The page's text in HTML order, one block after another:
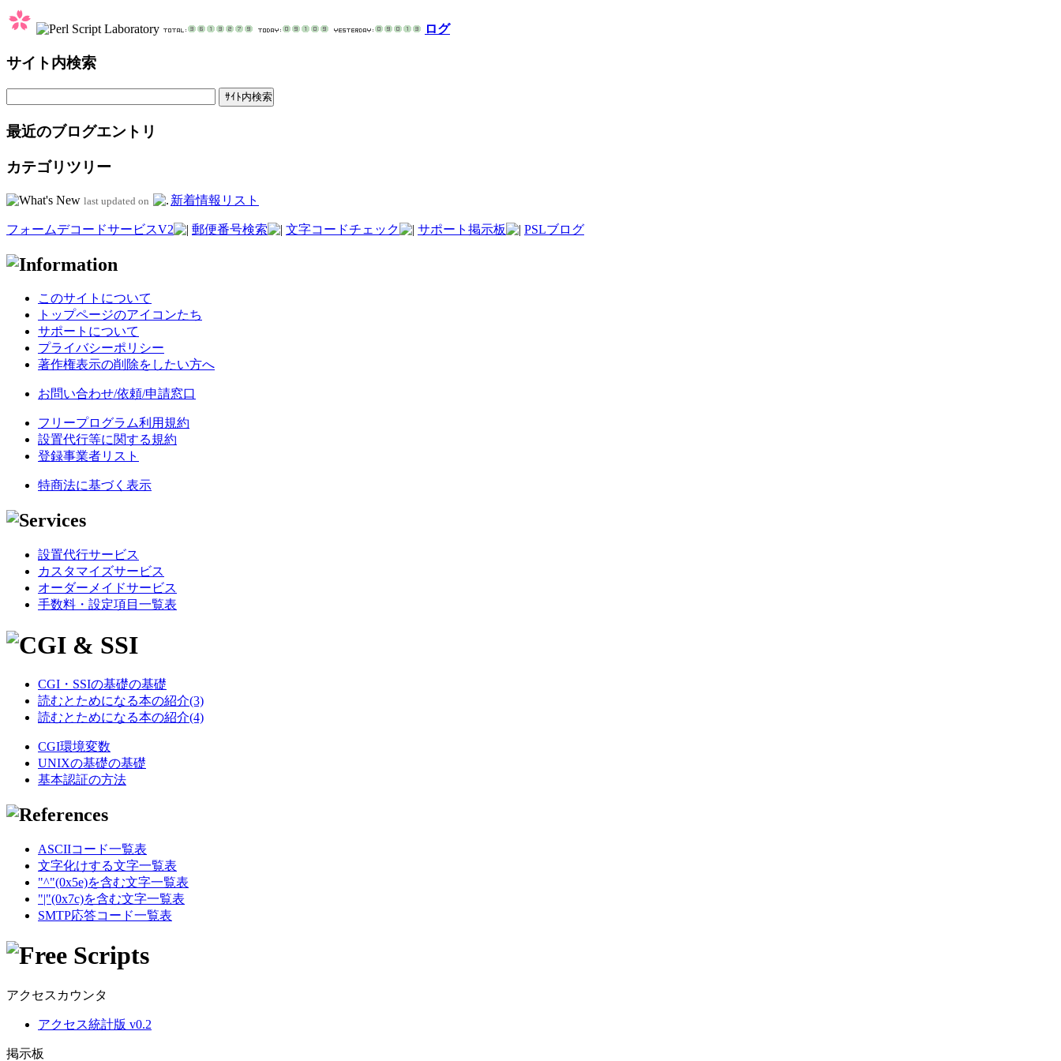
ログ
サイト内検索
最近のブログエントリ
カテゴリツリー
last updated on 新着情報リスト
フォームデコードサービスV2 郵便番号検索 文字コードチェック サポート掲示板 PSLブログ
このサイトについて
トップページのアイコンたち
サポートについて
プライバシーポリシー
著作権表示の削除をしたい方へ
お問い合わせ/依頼/申請窓口
フリープログラム利用規約
設置代行等に関する規約
登録事業者リスト
特商法に基づく表示
設置代行サービス
カスタマイズサービス
オーダーメイドサービス
手数料・設定項目一覧表
CGI・SSIの基礎の基礎
読むとためになる本の紹介(3)
読むとためになる本の紹介(4)
CGI環境変数
UNIXの基礎の基礎
基本認証の方法
ASCIIコード一覧表
文字化けする文字一覧表
"^"(0x5e)を含む文字一覧表
"|"(0x7c)を含む文字一覧表
SMTP応答コード一覧表
アクセスカウンタ
アクセス統計版 v0.2
掲示板